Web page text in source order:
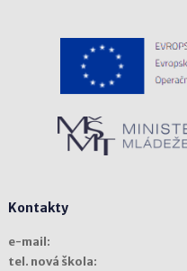
Kontakty
e-mail:
tel. nová škola: